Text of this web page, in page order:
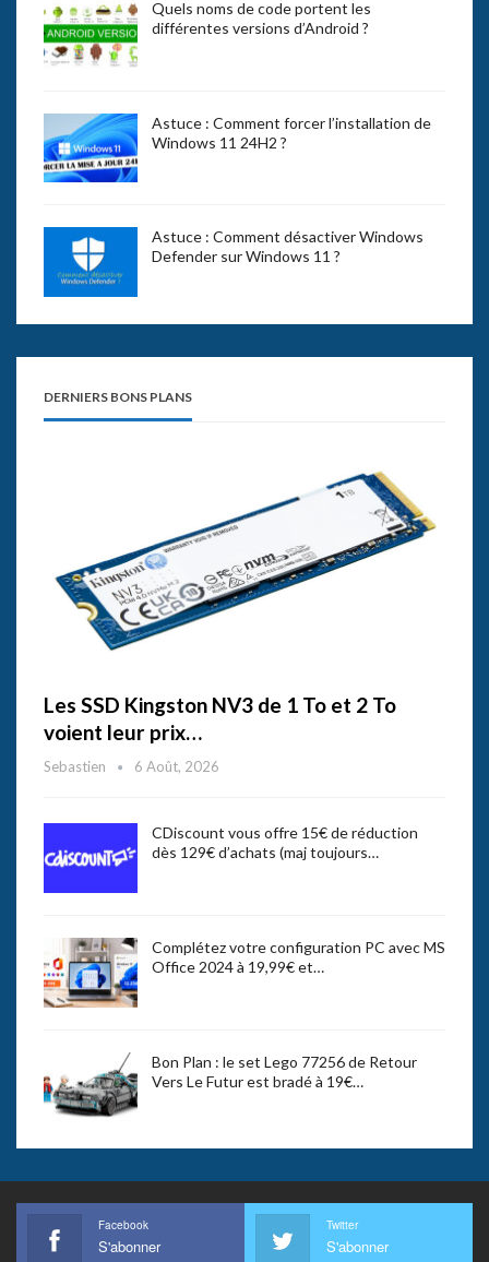
Quels noms de code portent les
différentes versions d’Android ?
Astuce : Comment forcer l’installation de
Windows 11 24H2 ?
Astuce : Comment désactiver Windows
Defender sur Windows 11 ?
DERNIERS BONS PLANS
Les SSD Kingston NV3 de 1 To et 2 To
voient leur prix…
Sebastien 6 Août, 2026
CDiscount vous offre 15€ de réduction
dès 129€ d’achats (maj toujours…
Complétez votre configuration PC avec MS
Office 2024 à 19,99€ et…
Bon Plan : le set Lego 77256 de Retour
Vers Le Futur est bradé à 19€…
Facebook
S'abonner
Twitter
S'abonner